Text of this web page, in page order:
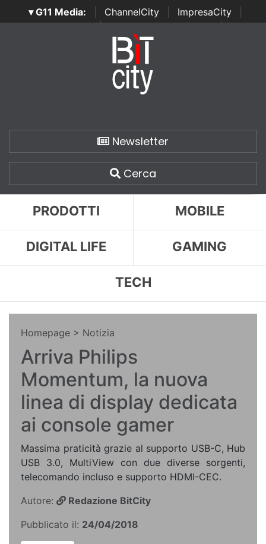
▾ G11 Media: ChannelCity ImpresaCity
SecurityOpenLab | Italian Channel Awards | Italian
Italian Security Awards
Newsletter
Cerca
PRODOTTI MOBILE
DIGITAL LIFE GAMING
TECH
Homepage > Notizia
Arriva Philips
Momentum, la nuova
linea di display dedicata
ai console gamer
Massima praticità grazie al supporto USB-C, Hub
USB 3.0, MultiView con due diverse sorgenti,
telecomando incluso e supporto HDMI-CEC.
Autore:
Redazione BitCity
Pubblicato il: 24/04/2018